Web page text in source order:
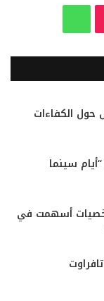
k
k
ت
س
ب
حول الكفاءات
سينما
أسهمت في